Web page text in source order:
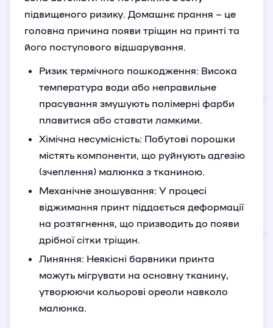
підвищеного ризику. Домашнє прання – це
головна причина появи тріщин на принті та
його поступового відшарування.
Ризик термічного пошкодження: Висока
температура води або неправильне
прасування змушують полімерні фарби
плавитися або ставати ламкими.
Хімічна несумісність: Побутові порошки
містять компоненти, що руйнують адгезію
(зчеплення) малюнка з тканиною.
Механічне зношування: У процесі
віджимання принт піддається деформації
на розтягнення, що призводить до появи
дрібної сітки тріщин.
Линяння: Неякісні барвники принта
можуть мігрувати на основну тканину,
утворюючи кольорові ореоли навколо
малюнка.